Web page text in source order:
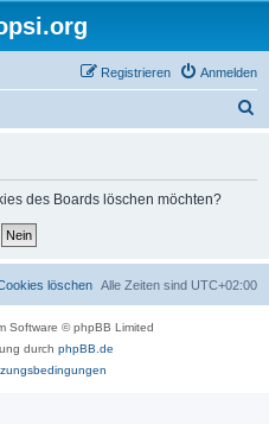
Anmelden
Registrieren
des Boards löschen möchten?
Alle Zeiten sind UTC+02:00
löschen
Software © phpBB Limited
durch phpBB.de